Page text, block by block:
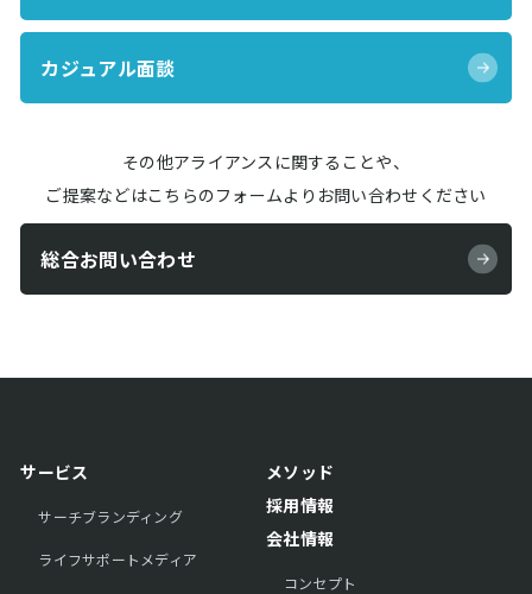
カジュアル面談
その他アライアンスに関することや、
ご提案などはこちらのフォームよりお問い合わせください
総合お問い合わせ
サービス
サーチブランディング
ライフサポートメディア
メソッド
採用情報
会社情報
コンセプト